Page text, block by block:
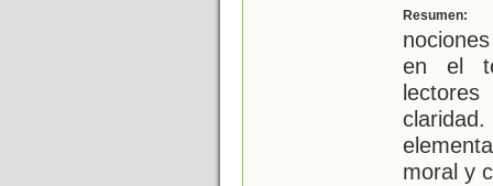
Resumen:
en el
moral y